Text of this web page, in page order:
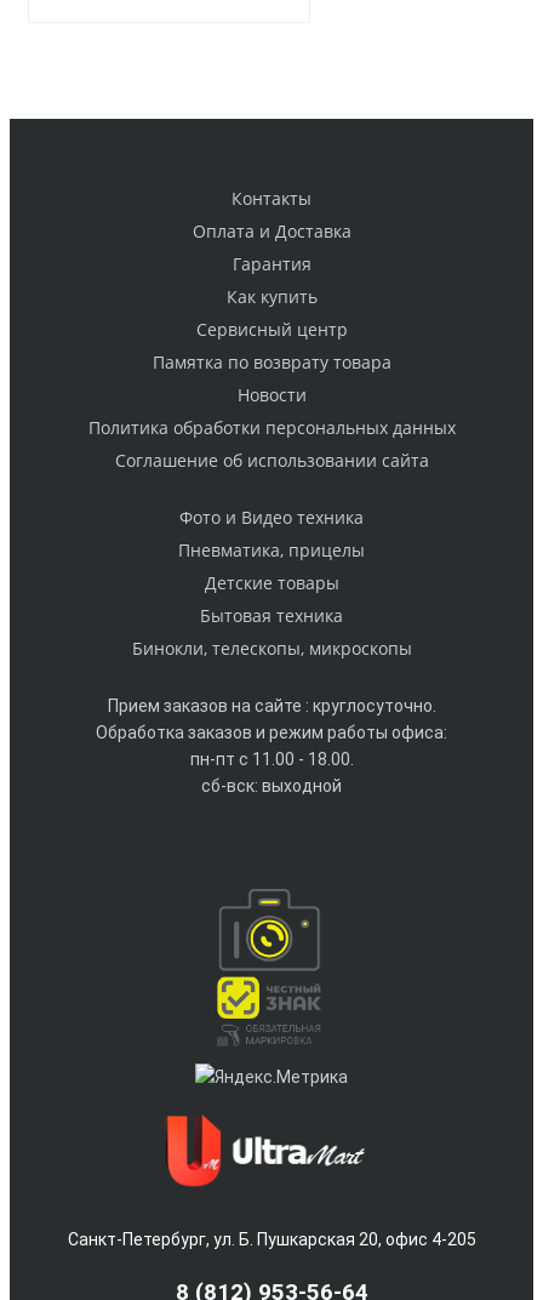
Контакты
Оплата и Доставка
Гарантия
Как купить
Cервисный центр
Памятка по возврату товара
Новости
Политика обработки персональных данных
Cоглашение об использовании сайта
Фото и Видео техника
Пневматика, прицелы
Детские товары
Бытовая техника
Бинокли, телескопы, микроскопы
Прием заказов на сайте : круглосуточно.
Обработка заказов и режим работы офиса:
пн-пт с 11.00 - 18.00.
сб-вск: выходной
Санкт-Петербург, ул. Б. Пушкарская 20, офис 4-205
8 (812) 953-56-64